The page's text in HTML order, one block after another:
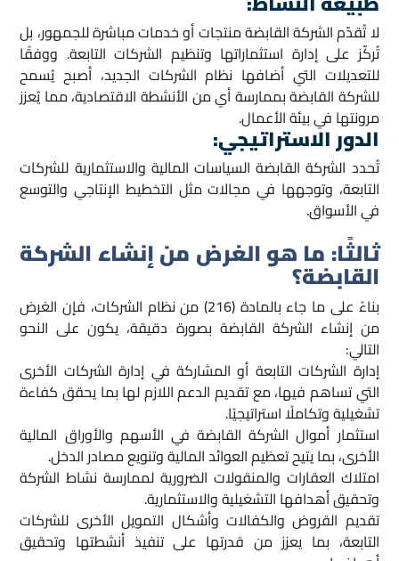
لا تُقدّم الشركة القابضة منتجات أو خدمات مباشرة للجمهور، بل
تُركّز على إدارة استثماراتها وتنظيم الشركات التابعة. ووفقًا
للتعديلات التي أضافها نظام الشركات الجديد، أصبح يُسمح
للشركة القابضة بممارسة أي من الأنشطة الاقتصادية، مما يُعزز
مرونتها في بيئة الأعمال.
الدور الاستراتيجي:
تُحدد الشركة القابضة السياسات المالية والاستثمارية للشركات
التابعة، وتوجهها في مجالات مثل التخطيط الإنتاجي والتوسع
في الأسواق.
ثالثًا: ما هو الغرض من إنشاء الشركة
القابضة؟
بناءً على ما جاء بالمادة (216) من نظام الشركات، فإن الغرض
من إنشاء الشركة القابضة بصورة دقيقة، يكون على النحو
التالي:
إدارة الشركات التابعة أو المشاركة في إدارة الشركات الأخرى
التي تساهم فيها، مع تقديم الدعم اللازم لها بما يحقق كفاءة
تشغيلية وتكاملًا استراتيجيًا.
استثمار أموال الشركة القابضة في الأسهم والأوراق المالية
الأخرى، بما يتيح تعظيم العوائد المالية وتنويع مصادر الدخل.
امتلاك العقارات والمنقولات الضرورية لممارسة نشاط الشركة
وتحقيق أهدافها التشغيلية والاستثمارية.
تقديم القروض والكفالات وأشكال التمويل الأخرى للشركات
التابعة، بما يعزز من قدرتها على تنفيذ أنشطتها وتحقيق